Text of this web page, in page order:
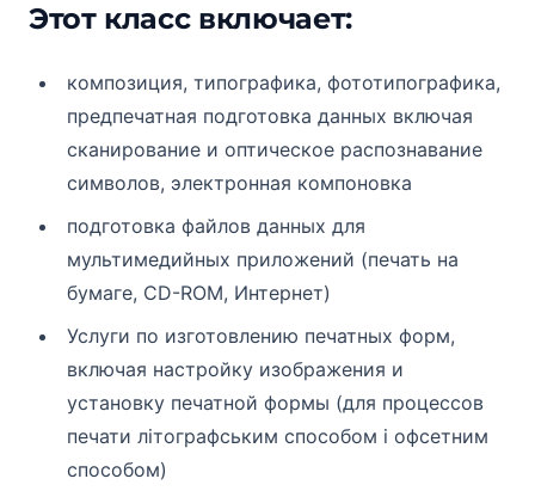
Этот класс включает:
композиция, типографика, фототипографика,
предпечатная подготовка данных включая
сканирование и оптическое распознавание
символов, электронная компоновка
подготовка файлов данных для
мультимедийных приложений (печать на
бумаге, CD-ROM, Интернет)
Услуги по изготовлению печатных форм,
включая настройку изображения и
установку печатной формы (для процессов
печати літографським способом і офсетним
способом)